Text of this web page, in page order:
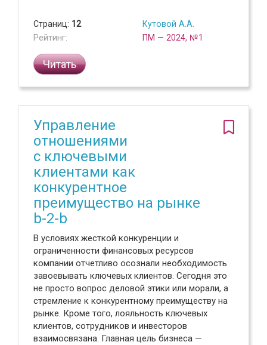
Страниц: 12
Рейтинг:
Кутовой А.А.
ПМ — 2024, №1
Читать
Управление
отношениями
с ключевыми
клиентами как
конкурентное
преимущество на рынке
b-2-b
В условиях жесткой конкуренции и
ограниченности финансовых ресурсов
компании отчетливо осознали необходимость
завоевывать ключевых клиентов. Сегодня это
не просто вопрос деловой этики или морали, а
стремление к конкурентному преимуществу на
рынке. Кроме того, лояльность ключевых
клиентов, сотрудников и инвесторов
взаимосвязана. Главная цель бизнеса —